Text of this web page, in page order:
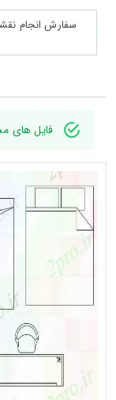
سفارش انجام
فایل های